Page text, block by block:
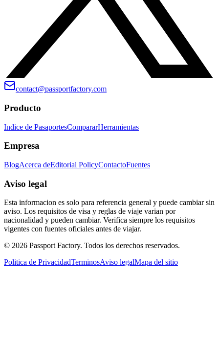
contact@passportfactory.com
Producto
Indice de PasaportesCompararHerramientas
Empresa
BlogAcerca deEditorial PolicyContactoFuentes
Aviso legal
Esta informacion es solo para referencia general y puede cambiar sin
aviso. Los requisitos de visa y reglas de viaje varian por
nacionalidad y pueden cambiar. Verifica siempre los requisitos
vigentes con fuentes oficiales antes de viajar.
© 2026 Passport Factory. Todos los derechos reservados.
Politica de PrivacidadTerminosAviso legalMapa del sitio